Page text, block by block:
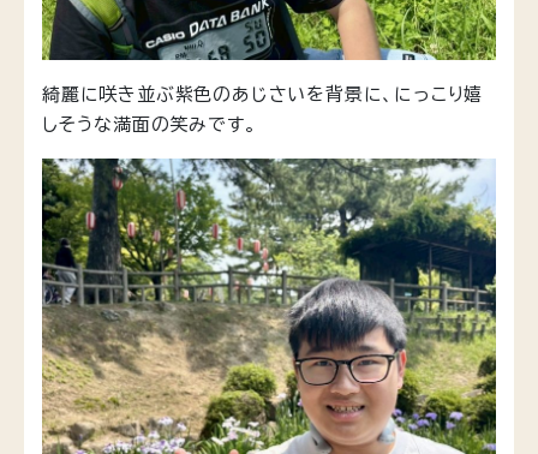
綺麗に咲き並ぶ紫色のあじさいを背景に、にっこり嬉
しそうな満面の笑みです。